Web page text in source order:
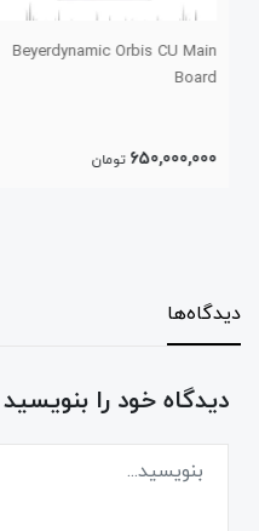
Beyerdynamic Orbis CU Main
Board
650,000,000 تومان
دیدگاه‌ها
دیدگاه خود را بنویسید